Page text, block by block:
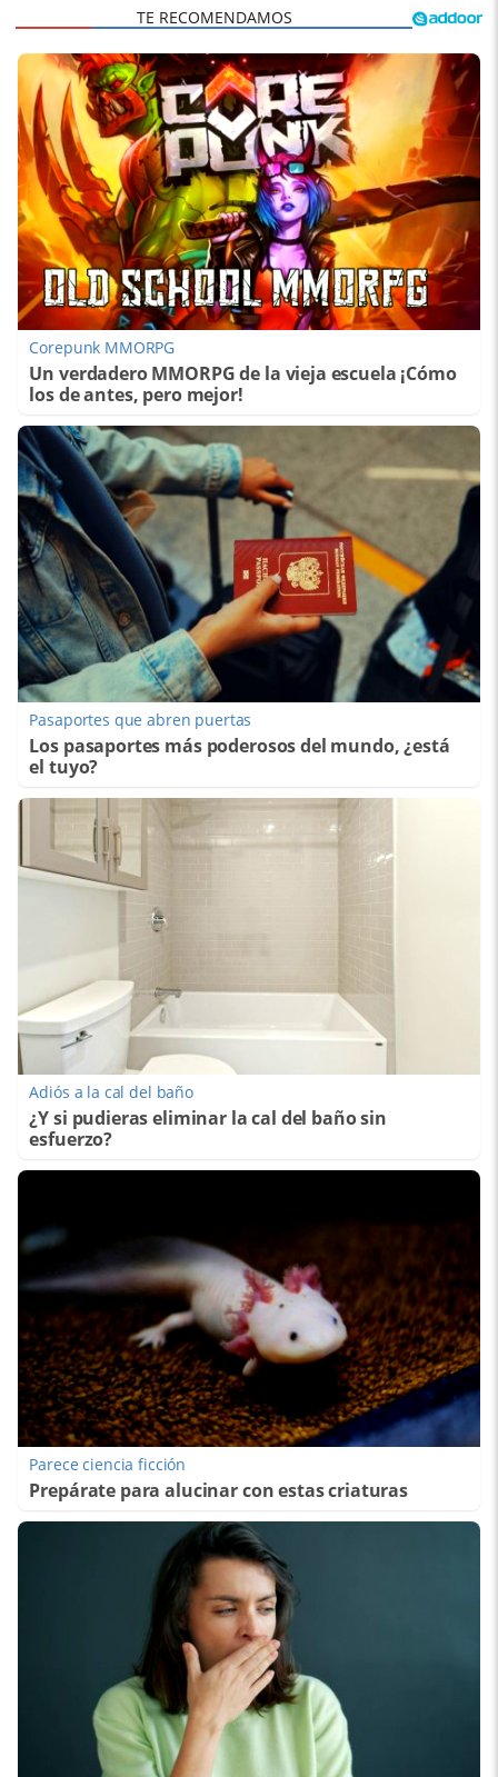
Corepunk MMORPG
Un verdadero MMORPG de la vieja escuela ¡Cómo
los de antes, pero mejor!
Pasaportes que abren puertas
Los pasaportes más poderosos del mundo, ¿está
el tuyo?
Adiós a la cal del baño
¿Y si pudieras eliminar la cal del baño sin
esfuerzo?
Parece ciencia ficción
Prepárate para alucinar con estas criaturas